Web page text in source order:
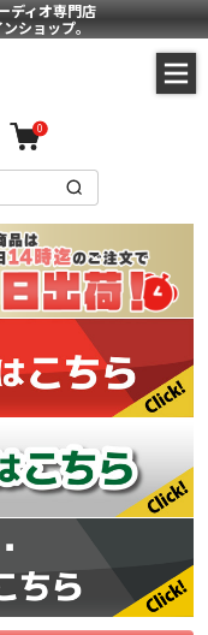
ディオ専門店
ショップ。
0